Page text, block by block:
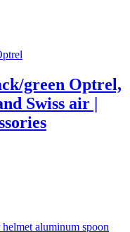
green Optrel,
Swiss air |